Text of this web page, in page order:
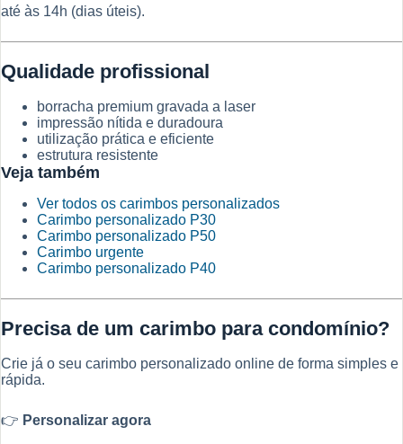
até às 14h (dias úteis).
Qualidade profissional
borracha premium gravada a laser
impressão nítida e duradoura
utilização prática e eficiente
estrutura resistente
Veja também
Ver todos os carimbos personalizados
Carimbo personalizado P30
Carimbo personalizado P50
Carimbo urgente
Carimbo personalizado P40
Precisa de um carimbo para condomínio?
Crie já o seu carimbo personalizado online de forma simples e
rápida.
👉 Personalizar agora